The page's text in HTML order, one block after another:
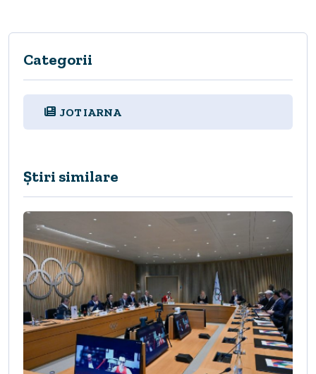
Categorii
JOT IARNA
Știri similare